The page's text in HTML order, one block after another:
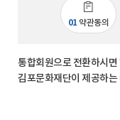
01 약관동의
통합회원으로 전환하시
김포문화재단이 제공하